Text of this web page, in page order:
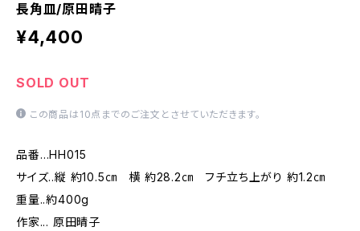
長角皿/原田晴子
¥4,400
SOLD OUT
この商品は10点までのご注文とさせていただきます。
品番…HH015
サイズ..縦 約10.5㎝ 横 約28.2㎝ フチ立ち上がり 約1.2㎝
重量..約400g
作家... 原田晴子